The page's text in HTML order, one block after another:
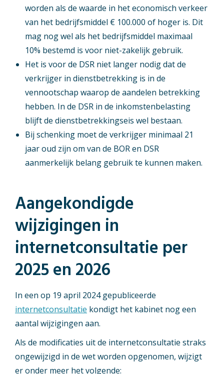
worden als de waarde in het economisch verkeer
van het bedrijfsmiddel € 100.000 of hoger is. Dit
mag nog wel als het bedrijfsmiddel maximaal
10% bestemd is voor niet-zakelijk gebruik.
Het is voor de DSR niet langer nodig dat de
verkrijger in dienstbetrekking is in de
vennootschap waarop de aandelen betrekking
hebben. In de DSR in de inkomstenbelasting
blijft de dienstbetrekkingseis wel bestaan.
Bij schenking moet de verkrijger minimaal 21
jaar oud zijn om van de BOR en DSR
aanmerkelijk belang gebruik te kunnen maken.
Aangekondigde
wijzigingen in
internetconsultatie per
2025 en 2026
In een op 19 april 2024 gepubliceerde
internetconsultatie kondigt het kabinet nog een
aantal wijzigingen aan.
Als de modificaties uit de internetconsultatie straks
ongewijzigd in de wet worden opgenomen, wijzigt
er onder meer het volgende: